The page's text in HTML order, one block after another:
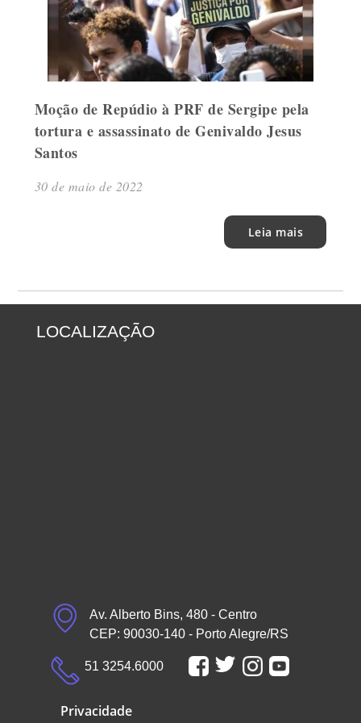
Moção de Repúdio à PRF de Sergipe pela
tortura e assassinato de Genivaldo Jesus
Santos
30 de maio de 2022
Leia mais
LOCALIZAÇÃO
Av. Alberto Bins, 480 - Centro
CEP: 90030-140 - Porto Alegre/RS
51 3254.6000
Privacidade